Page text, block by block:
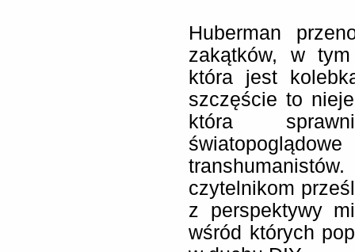
Huberman
zakątków, w
która jest
szczęście to
która
czytelnikom
z perspektywy
wśród których